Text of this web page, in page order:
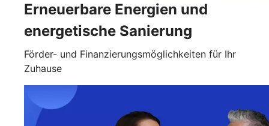
Erneuerbare Energien und
energetische Sanierung
Förder- und Finanzierungsmöglichkeiten für Ihr
Zuhause